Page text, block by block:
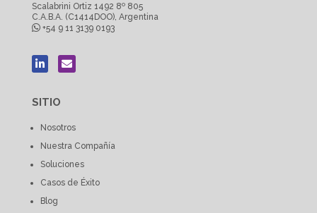
Scalabrini Ortiz 1492 8º 805
C.A.B.A. (C1414DOO), Argentina
+54 9 11 3139 0193
SITIO
Nosotros
Nuestra Compañía
Soluciones
Casos de Éxito
Blog